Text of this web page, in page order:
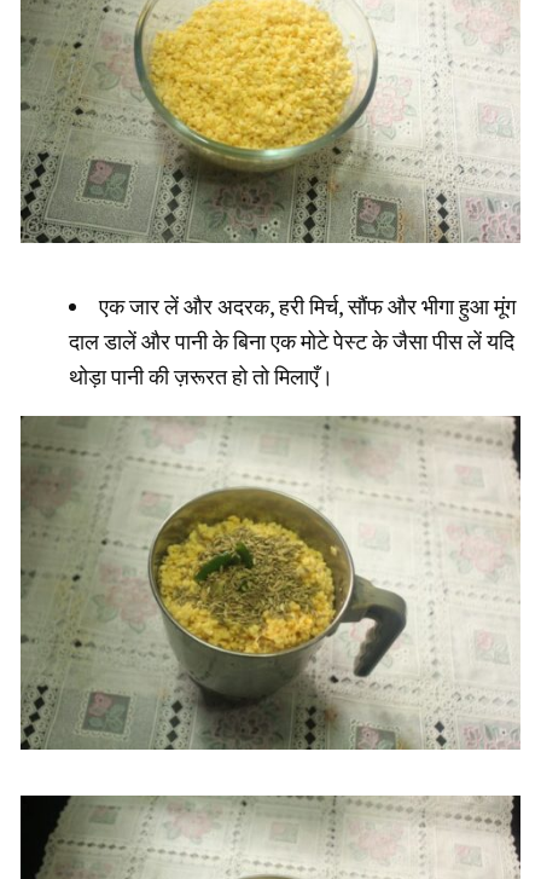
एक जार लें और अदरक, हरी मिर्च, सौंफ और भीगा हुआ मूंग
दाल डालें और पानी के बिना एक मोटे पेस्ट के जैसा पीस लें यदि
थोड़ा पानी की ज़रूरत हो तो मिलाएँ।